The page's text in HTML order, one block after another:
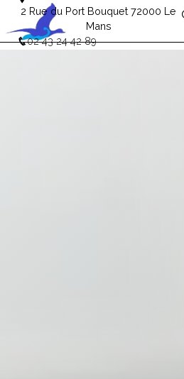
2 Rue du Port Bouquet 72000 Le
Mans
02 43 24 42 89
Panneau de gestion des cookies